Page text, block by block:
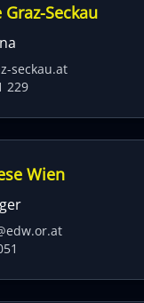
Graz-Seckau
seckau.at
229
Wien